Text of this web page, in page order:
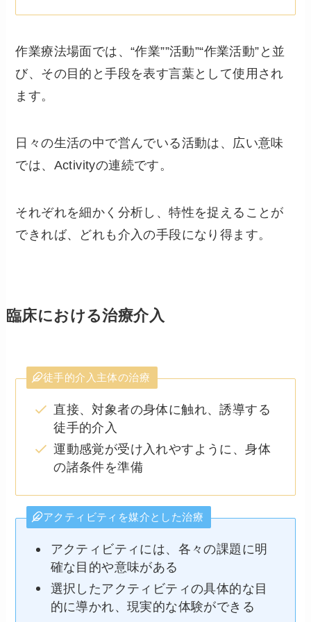
作業療法場面では、“作業””活動”“作業活動”と並
び、その目的と手段を表す言葉として使用され
ます。
日々の生活の中で営んでいる活動は、広い意味
では、Activityの連続です。
それぞれを細かく分析し、特性を捉えることが
できれば、どれも介入の手段になり得ます。
臨床における治療介入
徒手的介入主体の治療
直接、対象者の身体に触れ、誘導する
徒手的介入
運動感覚が受け入れやすように、身体
の諸条件を準備
アクティビティを媒介とした治療
アクティビティには、各々の課題に明
確な目的や意味がある
選択したアクティビティの具体的な目
的に導かれ、現実的な体験ができる